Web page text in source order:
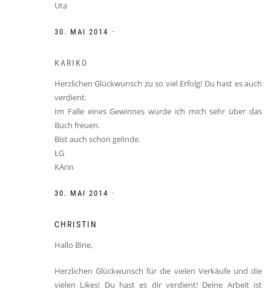
Uta
30. MAI 2014 -
KARIKO
Herzlichen Glückwunsch zu so viel Erfolg! Du hast es auch
verdient.
Im Falle eines Gewinnes würde ich mich sehr über das
Buch freuen.
Bist auch schon gelinde.
LG
KArin
30. MAI 2014 -
CHRISTIN
Hallo Bine,
Herzlichen Glückwunsch für die vielen Verkäufe und die
vielen Likes! Du hast es dir verdient! Deine Arbeit ist